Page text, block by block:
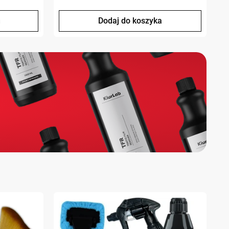
Dodaj do koszyka